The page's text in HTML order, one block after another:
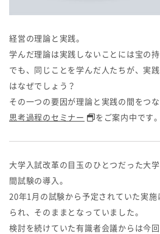
経営の理論と実践。
学んだ理論は実践しないことには宝の持
でも、同じことを学んだ人たちが、実
はなぜでしょう？
その一つの要因が理論と実践の間をつ
思考過程のセミナー
をご案内中です。
大学入試改革の目玉のひとつだった大
間試験の導入。
20年1月の試験から予定されていた実
られ、そのままとなっていました。
検討を続けていた有識者会議からは今